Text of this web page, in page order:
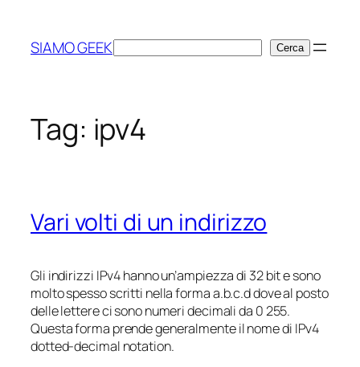
contenuto
SIAMO GEEKCerca Cerca
Tag: ipv4
Vari volti di un indirizzo
Gli indirizzi IPv4 hanno un’ampiezza di 32 bit e sono
molto spesso scritti nella formaa.b.c.ddove al posto
delle lettere ci sono numeri decimali da 0 255.
Questa forma prende generalmente il nome di IPv4
dotted-decimal notation.